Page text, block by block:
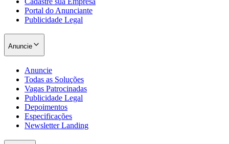
Portal do Anunciante
Publicidade Legal
Anuncie
Anuncie
Todas as Soluções
Vagas Patrocinadas
Publicidade Legal
Depoimentos
Especificações
Newsletter Landing